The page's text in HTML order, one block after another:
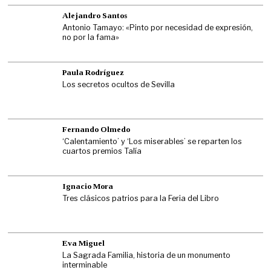
Alejandro Santos
Antonio Tamayo: «Pinto por necesidad de expresión,
no por la fama»
Paula Rodríguez
Los secretos ocultos de Sevilla
Fernando Olmedo
‘Calentamiento’ y ‘Los miserables’ se reparten los
cuartos premios Talía
Ignacio Mora
Tres clásicos patrios para la Feria del Libro
Eva Miguel
La Sagrada Familia, historia de un monumento
interminable